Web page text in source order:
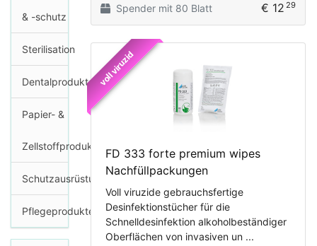
& -schutz
Sterilisation
Dentalprodukte
Papier- &
Zellstoffprodukte
Schutzausrüstung
Pflegeprodukte
Spender mit 80 Blatt € 12 29
voll viruzid
FD 333 forte premium wipes
Nachfüllpackungen
Voll viruzide gebrauchsfertige
Desinfektionstücher für die
Schnelldesinfektion alkoholbeständiger
Oberflächen von invasiven un ...